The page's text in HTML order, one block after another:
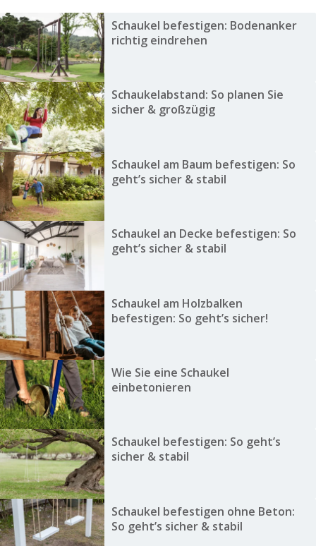
Schaukel befestigen: Bodenanker
richtig eindrehen
Schaukelabstand: So planen Sie
sicher & großzügig
Schaukel am Baum befestigen: So
geht’s sicher & stabil
Schaukel an Decke befestigen: So
geht’s sicher & stabil
Schaukel am Holzbalken
befestigen: So geht’s sicher!
Wie Sie eine Schaukel
einbetonieren
Schaukel befestigen: So geht’s
sicher & stabil
Schaukel befestigen ohne Beton:
So geht’s sicher & stabil